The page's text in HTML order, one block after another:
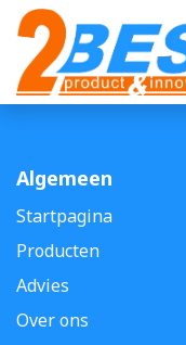
Overslaan naar inhoud
Algemeen
Startpagina
Producten
Advies
Over ons